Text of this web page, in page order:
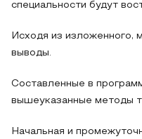
специальности будут
Исходя из
выводы.
Составленные в
вышеуказанные методы
Начальная и